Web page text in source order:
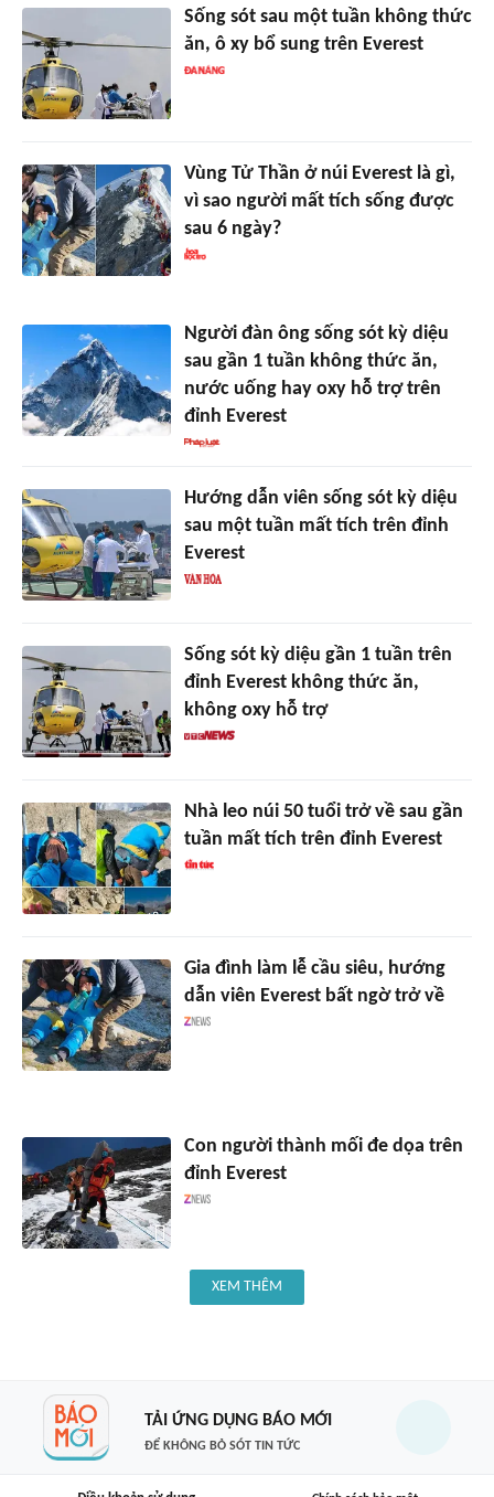
Sống sót sau một tuần không thức
ăn, ô xy bổ sung trên Everest
Vùng Tử Thần ở núi Everest là gì,
vì sao người mất tích sống được
sau 6 ngày?
Người đàn ông sống sót kỳ diệu
sau gần 1 tuần không thức ăn,
nước uống hay oxy hỗ trợ trên
đỉnh Everest
Hướng dẫn viên sống sót kỳ diệu
sau một tuần mất tích trên đỉnh
Everest
Sống sót kỳ diệu gần 1 tuần trên
đỉnh Everest không thức ăn,
không oxy hỗ trợ
Nhà leo núi 50 tuổi trở về sau gần
tuần mất tích trên đỉnh Everest
Gia đình làm lễ cầu siêu, hướng
dẫn viên Everest bất ngờ trở về
Con người thành mối đe dọa trên
đỉnh Everest
XEM THÊM
TẢI ỨNG DỤNG BÁO MỚI
ĐỂ KHÔNG BỎ SÓT TIN TỨC